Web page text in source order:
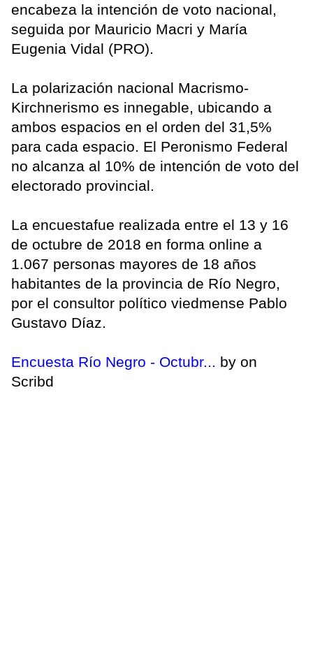
encabeza la intención de voto nacional,
seguida por Mauricio Macri y María
Eugenia Vidal (PRO).
La polarización nacional Macrismo-
Kirchnerismo es innegable, ubicando a
ambos espacios en el orden del 31,5%
para cada espacio. El Peronismo Federal
no alcanza al 10% de intención de voto del
electorado provincial.
La encuestafue realizada entre el 13 y 16
de octubre de 2018 en forma online a
1.067 personas mayores de 18 años
habitantes de la provincia de Río Negro,
por el consultor político viedmense Pablo
Gustavo Díaz.
Encuesta Río Negro - Octubr... by on
Scribd